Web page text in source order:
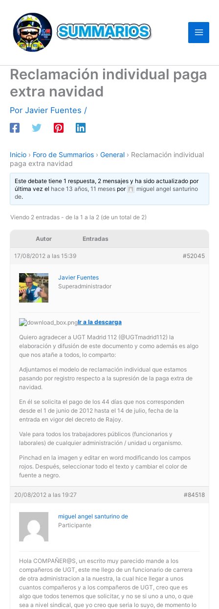
contenido
Reclamación individual paga
extra navidad
Por Javier Fuentes /
Inicio › Foro de Summarios › General › Reclamación individual
paga extra navidad
Este debate tiene 1 respuesta, 2 mensajes y ha sido actualizado por
última vez el hace 13 años, 11 meses por
miguel angel santurino
de.
Viendo 2 entradas - de la 1 a la 2 (de un total de 2)
Autor Entradas
17/08/2012 a las 15:39 #52045
Javier Fuentes
Superadministrador
Ir a la descarga
Quiero agradecer a UGT Madrid 112 (@UGTmadrid112) la
elaboración y difusión de este documento y como además es algo
que nos atañe a todos, lo comparto:
Adjuntamos el modelo de reclamación individual que estamos
pasando por registro respecto a la supresión de la paga extra de
navidad.
En él se solicita el pago de los 44 días que nos corresponden
desde el 1 de junio de 2012 hasta el 14 de julio, fecha de la
entrada en vigor del decreto de Rajoy.
Vale para todos los trabajadores públicos (funcionarios y
laborales) de cualquier administración / unidad u organismo.
Pinchad en la imagen y editar en word modificando los campos
rojos. Después, seleccionar todo el texto y cambiar el color de
fuente a negro.
20/08/2012 a las 19:27 #84518
miguel angel santurino de
Participante
Hola COMPAÑER@S, un escrito muy parecido mande a los
compañeros de UGT, este me llego de un funcionario de carrera
de otra administracion a la nuestra, la cual hice llegar a unos
cuantos compañeros y a los compañeros de UGT, creo que es
algo que todos tenemos que solicitar, y no se si uno a uno, o que
sea a nivel sindical, que yo creo que seria lo suyo, de momento lo